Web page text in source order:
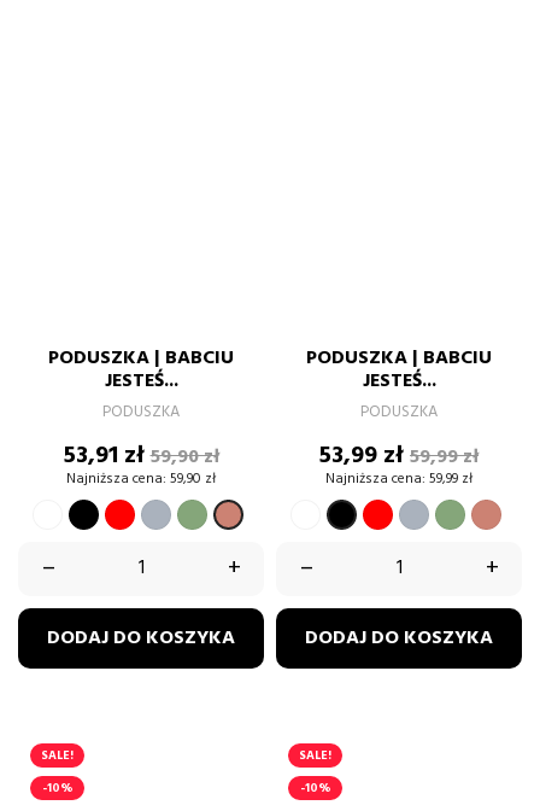
PODUSZKA | BABCIU
JESTEŚ...
PODUSZKA
Cena
53,91 złCena
podstawowa
59,90 zł
Najniższa cena: 59,90 zł
BIAŁYCZARNYCZERWONY
SZARYZIELONYBRUDNY
– +
DODAJ DO KOSZYKA
PODUSZKA | BABCIU
JESTEŚ...
PODUSZKA
Cena
53,99 złCena
59,99 zł
Najniższa cena: 59,99 zł
BIAŁYCZARNYCZERWONY
SZARYZIELONY
– +
DODAJ DO KOSZYKA
SALE!
-10%
SALE!
-10%